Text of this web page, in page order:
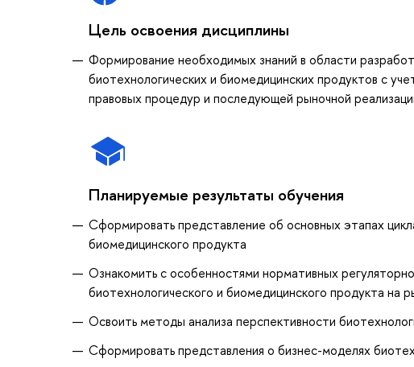
Цель освоения дисциплины
Формирование необходимых знаний в области
биотехнологических и биомедицинских продуктов с
правовых процедур и последующей рыночной
Планируемые результаты обучения
Сформировать представление об основных этапах
биомедицинского продукта
Ознакомить с особенностями нормативных
биотехнологического и биомедицинского продукта на
Освоить методы анализа перспективности
Сформировать представления о бизнес-моделях